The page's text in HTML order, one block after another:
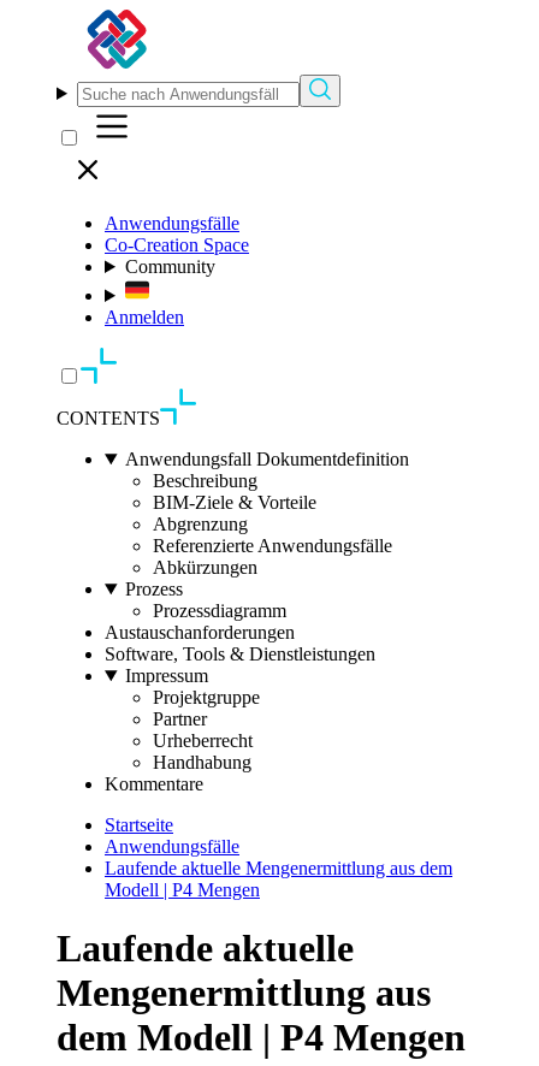
Anwendungsfälle
Co-Creation Space
Community
Anmelden
CONTENTS
Anwendungsfall Dokumentdefinition
Beschreibung
BIM-Ziele & Vorteile
Abgrenzung
Referenzierte Anwendungsfälle
Abkürzungen
Prozess
Prozessdiagramm
Austauschanforderungen
Software, Tools & Dienstleistungen
Impressum
Projektgruppe
Partner
Urheberrecht
Handhabung
Kommentare
Startseite
Anwendungsfälle
Laufende aktuelle Mengenermittlung aus dem
Modell | P4 Mengen
Laufende aktuelle
Mengenermittlung aus
dem Modell | P4 Mengen